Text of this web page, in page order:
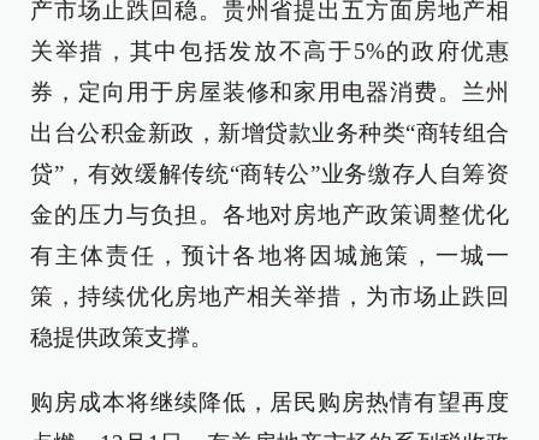
产市场止跌回稳。贵州省提出五方面房地产相
关举措，其中包括发放不高于5%的政府优惠
券，定向用于房屋装修和家用电器消费。兰州
出台公积金新政，新增贷款业务种类“商转组合
贷”，有效缓解传统“商转公”业务缴存人自筹资
金的压力与负担。各地对房地产政策调整优化
有主体责任，预计各地将因城施策，一城一
策，持续优化房地产相关举措，为市场止跌回
稳提供政策支撑。
购房成本将继续降低，居民购房热情有望再度